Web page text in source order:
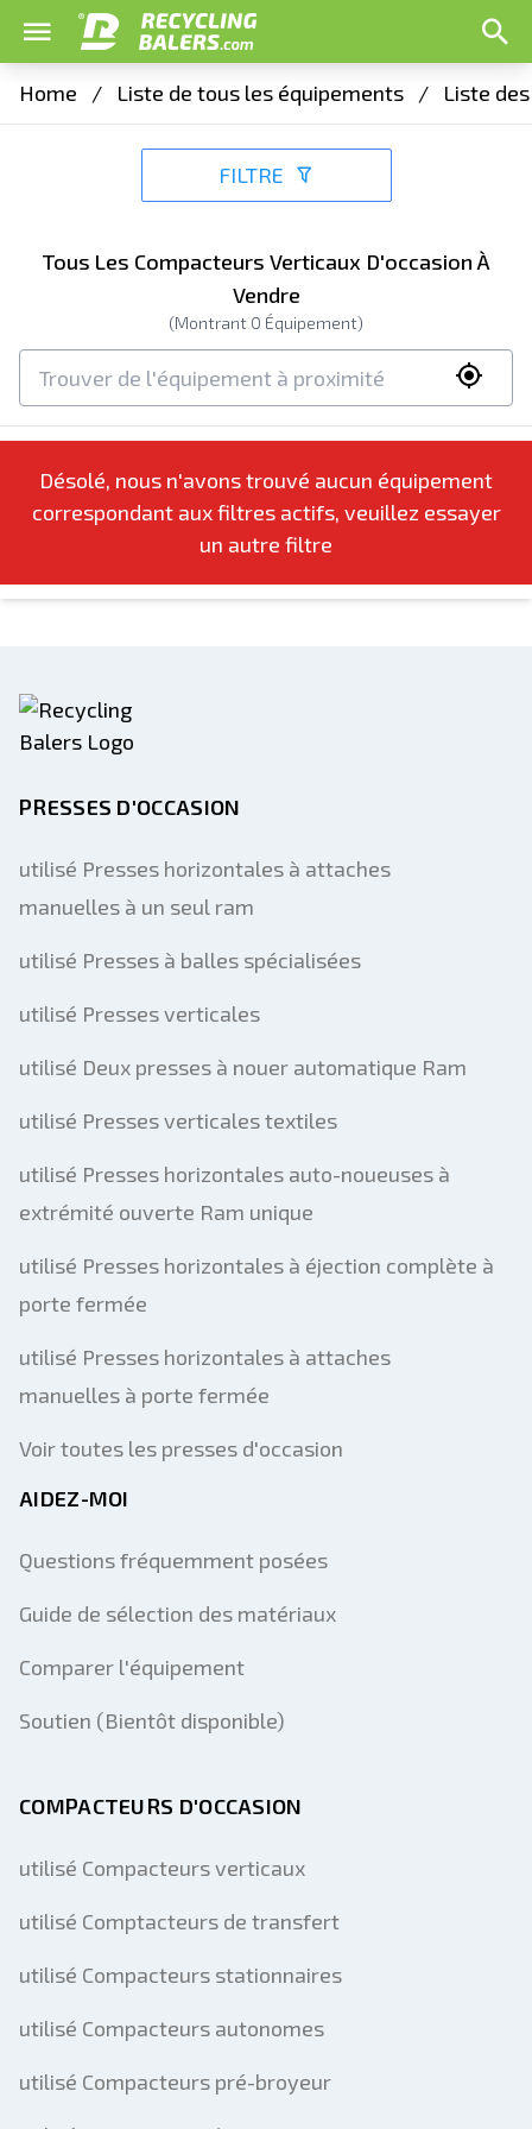
Home / Liste de tous les équipements / Liste
FILTRE
Tous Les Compacteurs Verticaux D'occasion À
Vendre
(Montrant 0 Équipement)
Désolé, nous n'avons trouvé aucun équipement
correspondant aux filtres actifs, veuillez essayer
un autre filtre
PRESSES D'OCCASION
utilisé Presses horizontales à attaches
manuelles à un seul ram
utilisé Presses à balles spécialisées
utilisé Presses verticales
utilisé Deux presses à nouer automatique Ram
utilisé Presses verticales textiles
utilisé Presses horizontales auto-noueuses à
extrémité ouverte Ram unique
utilisé Presses horizontales à éjection complète à
porte fermée
utilisé Presses horizontales à attaches
manuelles à porte fermée
Voir toutes les presses d'occasion
AIDEZ-MOI
Questions fréquemment posées
Guide de sélection des matériaux
Comparer l'équipement
Soutien (Bientôt disponible)
COMPACTEURS D'OCCASION
utilisé Compacteurs verticaux
utilisé Comptacteurs de transfert
utilisé Compacteurs stationnaires
utilisé Compacteurs autonomes
utilisé Compacteurs pré-broyeur